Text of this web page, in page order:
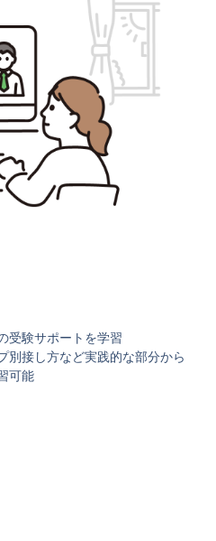
受験サポートを学習
別接し方など実践的な部分から
可能